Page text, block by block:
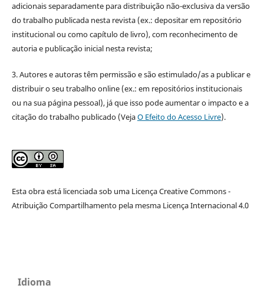
adicionais separadamente para distribuição não-exclusiva da versão
do trabalho publicada nesta revista (ex.: depositar em repositório
institucional ou como capítulo de livro), com reconhecimento de
autoria e publicação inicial nesta revista;
3. Autores e autoras têm permissão e são estimulado/as a publicar e
distribuir o seu trabalho online (ex.: em repositórios institucionais
ou na sua página pessoal), já que isso pode aumentar o impacto e a
citação do trabalho publicado (VejaO Efeito do Acesso Livre).
Esta obra está licenciada sob uma Licença Creative Commons -
Atribuição Compartilhamento pela mesma Licença Internacional 4.0
Idioma